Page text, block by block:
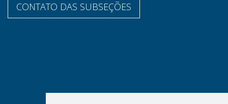
CONTATO DAS SUBSEÇÕES